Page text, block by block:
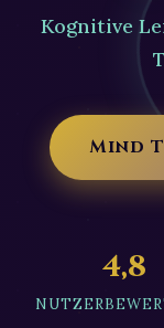
Kognitive
Mind
4,8